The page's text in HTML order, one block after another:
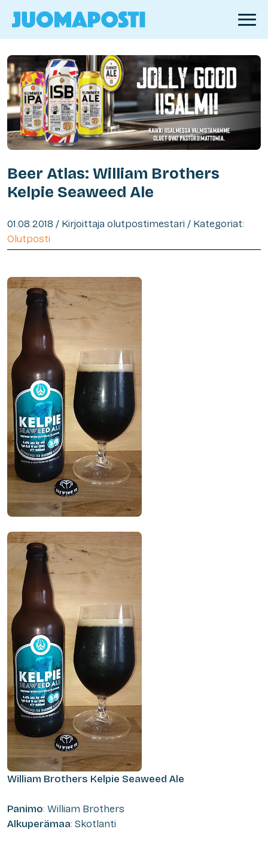
Beer Atlas: William Brothers
Kelpie Seaweed Ale
01.08.2018 / Kirjoittaja olutpostimestari / Kategoriat:
Olutposti
William Brothers Kelpie Seaweed Ale
Panimo: William Brothers
Alkuperämaa: Skotlanti